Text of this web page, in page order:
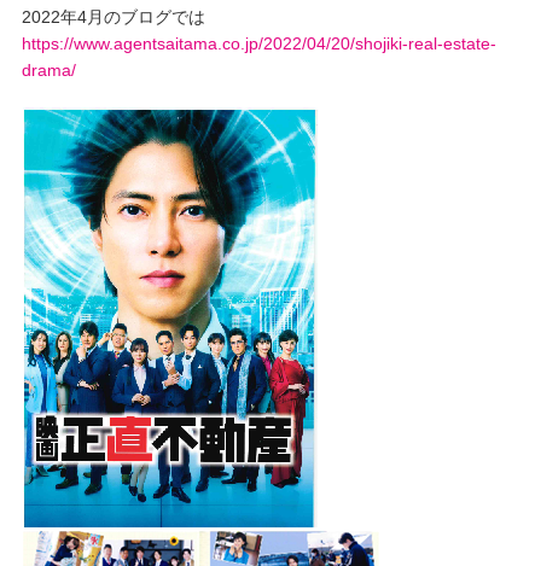
2022年4月のブログでは
https://www.agentsaitama.co.jp/2022/04/20/shojiki-real-estate-
drama/